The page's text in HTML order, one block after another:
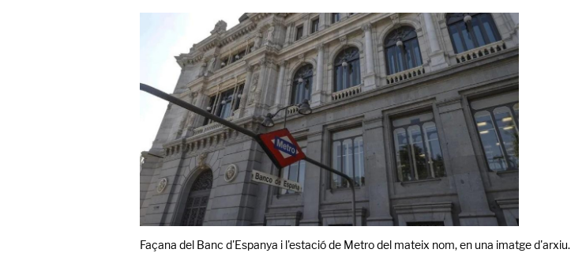
Façana del Banc d'Espanya i l'estació de Metro del mateix nom, en una imatge d'arxiu.